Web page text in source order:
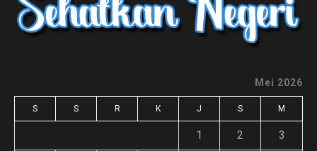
Mei 2026
S S R K J S M
1 2 3